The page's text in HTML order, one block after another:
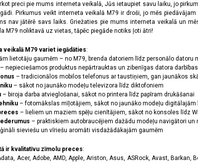
preci pie mums interneta veikalā, Jūs ietaupiet savu laiku, jo
Pirkumus veikt interneta veikalā M79 ir droši, jo mēs
nav jātērē savs laiks. Griežaties pie mums interneta veikalā un
M79 noliktavā uz vietas, tāpēc piegāde notiks ļoti ātri!
veikalā M79 variet iegādāties:
lietotāju gaumēm – no M79, brenda datoriem līdz personālo datoru
– nepieciešamos produktus nepārtrauktas un zibenīgas datora
– tradicionālos mobilos telefonus ar taustiņiem, gan jaunākos
– sākot no jaunāko modeļu televizora līdz diktofoniem
– biroja darba atvieglošanai, sākot no printera līdz papīram drukāšanai
– fotomākslas mīļotājiem, sākot no jaunāko modeļu
– lieliem un maziem spēļu cienītājiem, sākot no konsoles līdz
– praktiskiem autobraucējiem dažādu modeļu navigātori un
sieviešu un vīriešu aromāti visdažādākajām gaumēm
ir kvalitatīvu zīmolu preces:
Acer, Adobe, AMD, Apple, Ariston, Asus, ASRock, Avast,